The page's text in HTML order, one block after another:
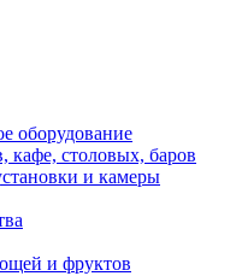
оборудование
кафе, столовых, баров
и камеры
и фруктов